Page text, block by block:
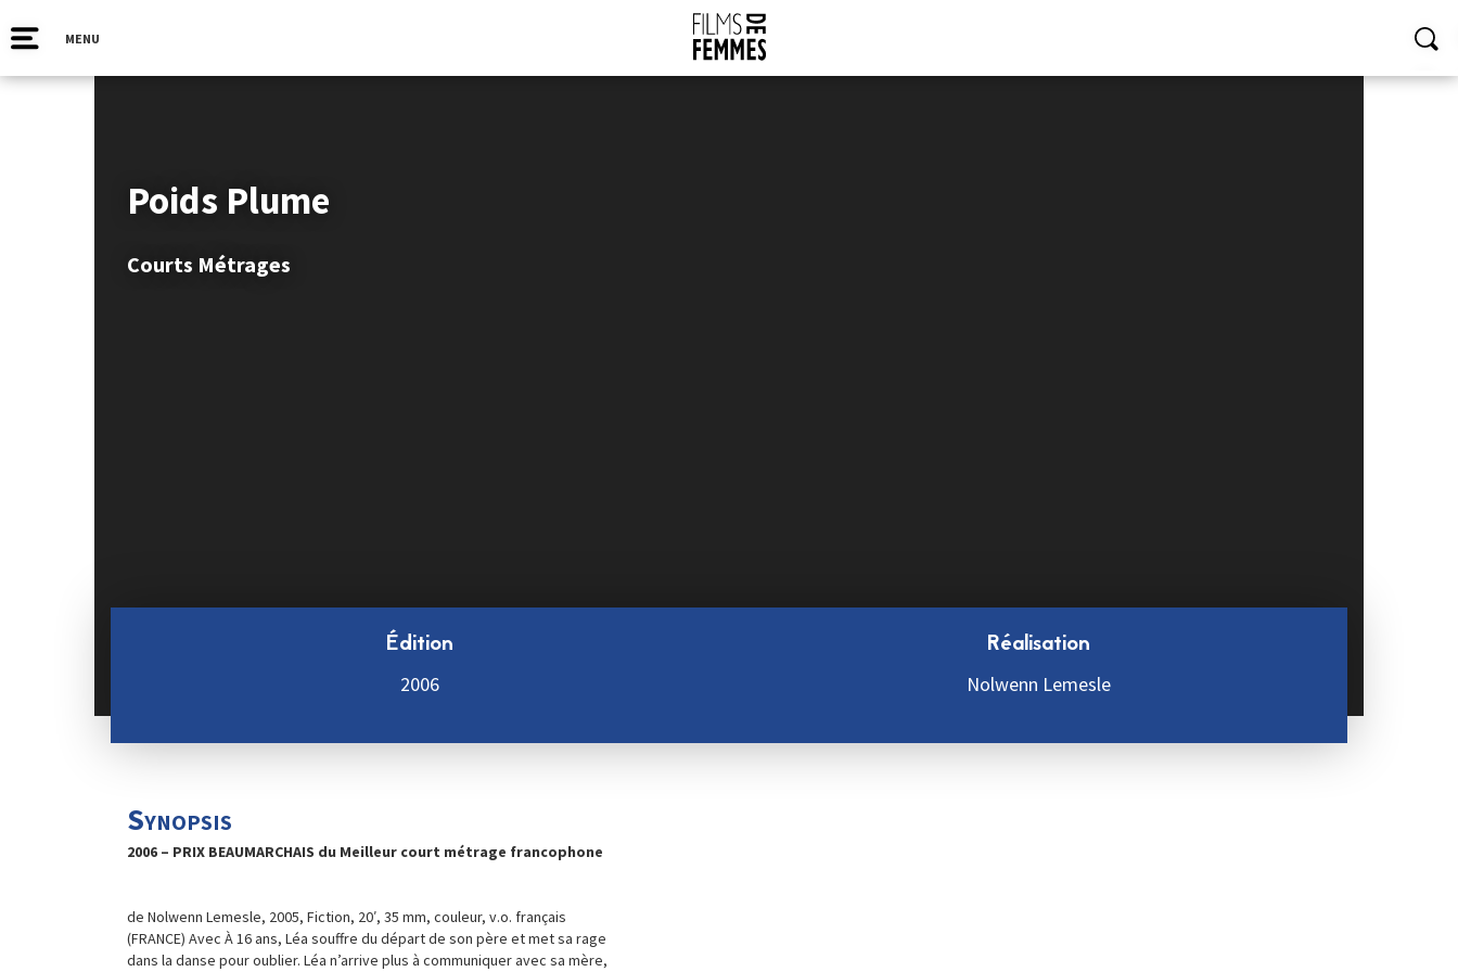
MENU
Poids Plume
Courts Métrages
Édition
2006
Réalisation
Nolwenn Lemesle
Synopsis
2006 – PRIX BEAUMARCHAIS du Meilleur court métrage francophone
de Nolwenn Lemesle, 2005, Fiction, 20′, 35 mm, couleur, v.o. français
(FRANCE) Avec À 16 ans, Léa souffre du départ de son père et met sa rage
dans la danse pour oublier. Léa n’arrive plus à communiquer avec sa mère,